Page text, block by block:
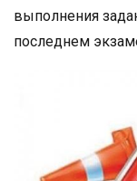
выполнения
последнем